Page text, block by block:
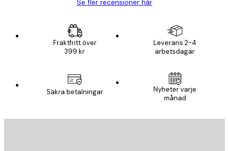
Se fler recensioner här
Fraktfritt över
399 kr
Leverans 2-4
arbetsdagar
Säkra betalningar
Nyheter varje
månad